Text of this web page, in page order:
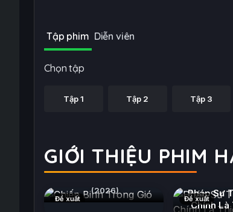
Tập phim Diễn viên
Chọn tập
Tập 1 Tập 2 Tập 3
GIỚI THIỆU PHIM
Đề xuất
(2026)
Đề xuất
Pháp Sư
Chính Là